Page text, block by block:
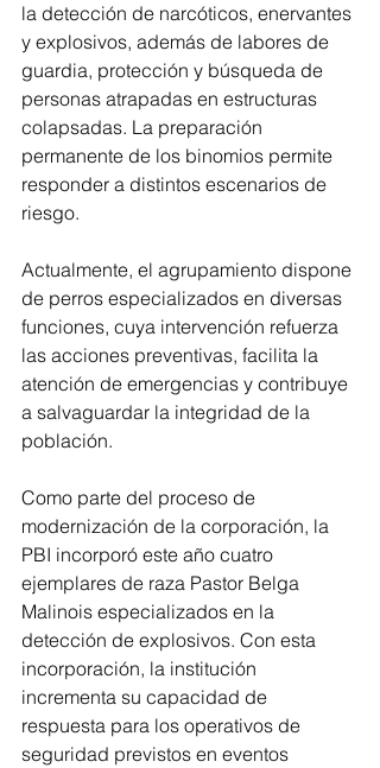
la detección de narcóticos, enervantes
y explosivos, además de labores de
guardia, protección y búsqueda de
personas atrapadas en estructuras
colapsadas. La preparación
permanente de los binomios permite
responder a distintos escenarios de
riesgo.
Actualmente, el agrupamiento dispone
de perros especializados en diversas
funciones, cuya intervención refuerza
las acciones preventivas, facilita la
atención de emergencias y contribuye
a salvaguardar la integridad de la
población.
Como parte del proceso de
modernización de la corporación, la
PBI incorporó este año cuatro
ejemplares de raza Pastor Belga
Malinois especializados en la
detección de explosivos. Con esta
incorporación, la institución
incrementa su capacidad de
respuesta para los operativos de
seguridad previstos en eventos